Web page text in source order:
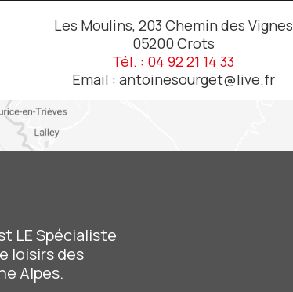
Les Moulins, 203 Chemin des Vignes
05200 Crots
Tél. : 04 92 21 14 33
Email : antoinesourget@live.fr
LE Spécialiste
loisirsdes
Alpes.